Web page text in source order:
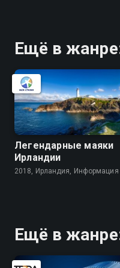
Ещё в
Легендарные маяки
Ирландии
2018, Ирландия, Информация
Ещё в